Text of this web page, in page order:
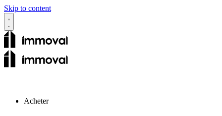
Skip to content
Acheter